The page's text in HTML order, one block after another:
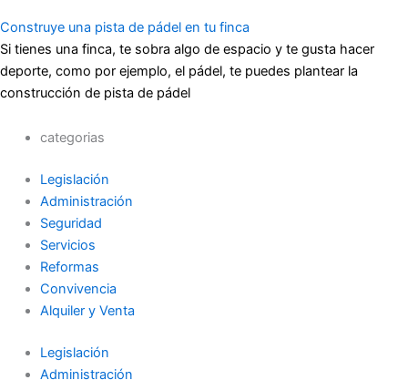
Construye una pista de pádel en tu finca
Si tienes una finca, te sobra algo de espacio y te gusta hacer
deporte, como por ejemplo, el pádel, te puedes plantear la
construcción de pista de pádel
categorias
Legislación
Administración
Seguridad
Servicios
Reformas
Convivencia
Alquiler y Venta
Legislación
Administración